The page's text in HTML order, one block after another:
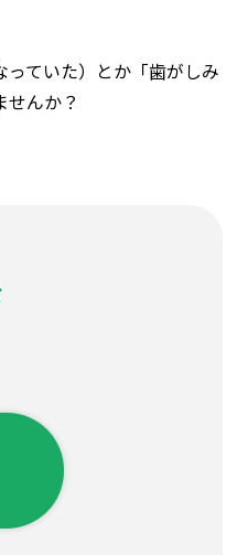
ていた）とか「歯がしみ
んか？